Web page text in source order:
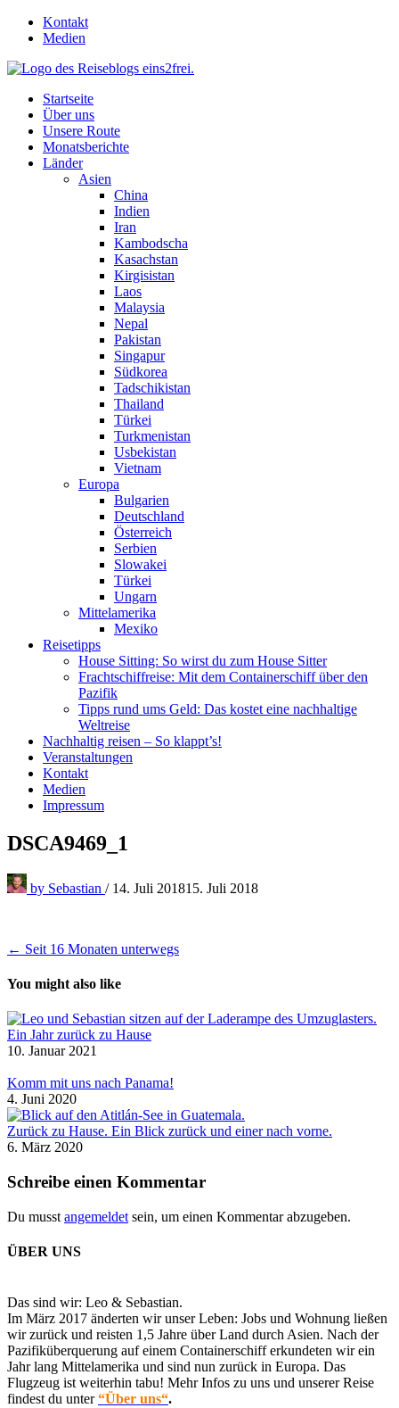
Skip
Kontakt
Medien
Startseite
Über uns
Unsere Route
Monatsberichte
Länder
Asien
China
Indien
Iran
Kambodscha
Kasachstan
Kirgisistan
Laos
Malaysia
Nepal
Pakistan
Singapur
Südkorea
Tadschikistan
Thailand
Türkei
Turkmenistan
Usbekistan
Vietnam
Europa
Bulgarien
Deutschland
Österreich
Serbien
Slowakei
Türkei
Ungarn
Mittelamerika
Mexiko
Reisetipps
House Sitting: So wirst du zum House Sitter
Frachtschiffreise: Mit dem Containerschiff über den
Pazifik
Tipps rund ums Geld: Das kostet eine nachhaltige
Weltreise
Nachhaltig reisen – So klappt’s!
Veranstaltungen
Kontakt
Medien
Impressum
DSCA9469_1
by Sebastian / 14. Juli 201815. Juli 2018
Beitragsnavigation
← Seit 16 Monaten unterwegs
You might also like
Ein Jahr zurück zu Hause
10. Januar 2021
Komm mit uns nach Panama!
4. Juni 2020
Zurück zu Hause. Ein Blick zurück und einer nach vorne.
6. März 2020
Schreibe einen Kommentar
Du musst angemeldet sein, um einen Kommentar abzugeben.
ÜBER UNS
Das sind wir: Leo & Sebastian.
Im März 2017 änderten wir unser Leben: Jobs und Wohnung ließen
wir zurück und reisten 1,5 Jahre über Land durch Asien. Nach der
Pazifiküberquerung auf einem Containerschiff erkundeten wir ein
Jahr lang Mittelamerika und sind nun zurück in Europa. Das
Flugzeug ist weiterhin tabu! Mehr Infos zu uns und unserer Reise
findest du unter“Über uns“.